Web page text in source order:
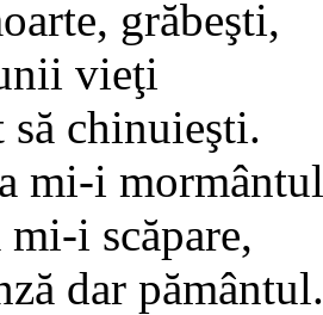
grăbeşti,
vieţi
chinuieşti.
mi-i
i scăpare,
dar pământul.